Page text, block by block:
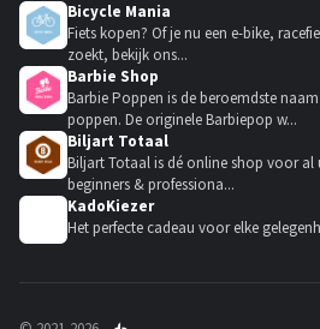
Bicycle Mania
Fiets kopen? Of je nu een e-bike,
zoekt, bekijk ons...
Barbie Shop
Barbie Poppen is de beroemdste
poppen. De originele Barbiepop w...
Biljart Totaal
Biljart Totaal is dé online shop voor
beginners & professiona...
KadoKiezer
Het perfecte cadeau voor elke